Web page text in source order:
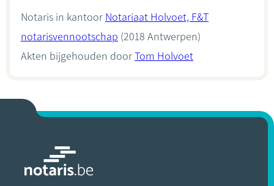
Notaris in kantoor Notariaat Holvoet, F&T
notarisvennootschap (2018 Antwerpen)
Akten bijgehouden doorTom Holvoet